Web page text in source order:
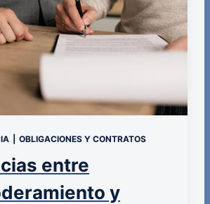
OBLIGACIONES Y CONTRATOS
entre
y